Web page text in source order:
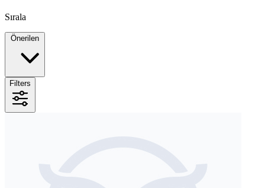
Sırala
Filters